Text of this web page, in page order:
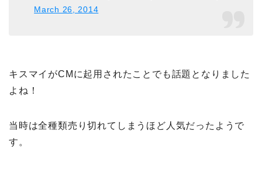
March 26, 2014
キスマイがCMに起用されたことでも話題となりました
よね！
当時は全種類売り切れてしまうほど人気だったようで
す。